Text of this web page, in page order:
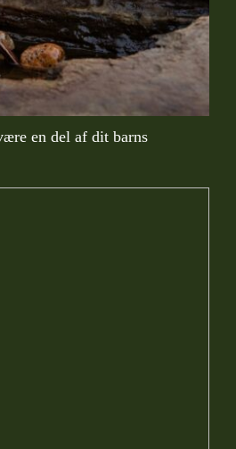
en del af dit barns